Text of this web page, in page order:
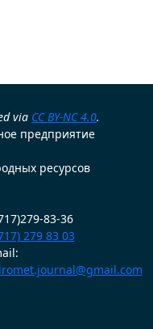
via CC BY-NC 4.0.
предприятие
ресурсов
83-36
279 83 03